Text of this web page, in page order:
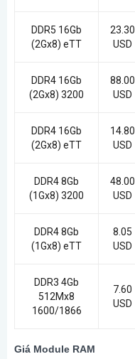
DDR5 16Gb
(2Gx8) eTT
23.30
USD
DDR4 16Gb
(2Gx8) 3200
88.00
USD
DDR4 16Gb
(2Gx8) eTT
14.80
USD
DDR4 8Gb
(1Gx8) 3200
48.00
USD
DDR4 8Gb
(1Gx8) eTT
8.05
USD
DDR3 4Gb
512Mx8
1600/1866
7.60
USD
Giá Module RAM